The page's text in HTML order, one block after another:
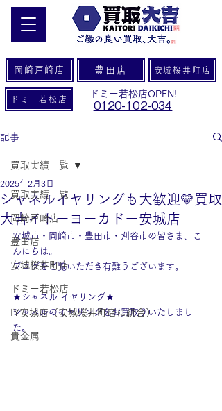
岡崎戸崎店 豊田店 安城桜井町店
ドミー若松店
ドミー若松店OPEN!
0120-102-034
記事
買取実績一覧
岡崎戸崎店
豊田店
安城桜井町店
ドミー若松店
IY安城店（安城桜井町店に統合）
貴金属
買取実績一覧
シャネルイヤリングも大歓迎💛買取
大吉イトーヨーカドー安城店
2025年2月3日
安城市・岡崎市・豊田市・刈谷市の皆さま、こ
んにちは。
ブログをご覧いただき有難うございます。
★シャネル イヤリング★
シャネルのイヤリングをお買取りいたしまし
た。